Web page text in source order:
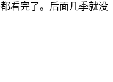
看完了。后面几季就没